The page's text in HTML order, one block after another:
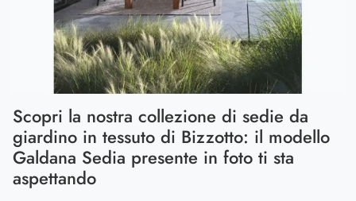
Scopri la nostra collezione di sedie da
giardino in tessuto di Bizzotto: il modello
Galdana Sedia presente in foto ti sta
aspettando